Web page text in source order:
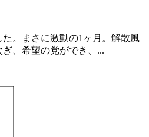
。まさに激動の1ヶ月。解散風
、希望の党ができ、...